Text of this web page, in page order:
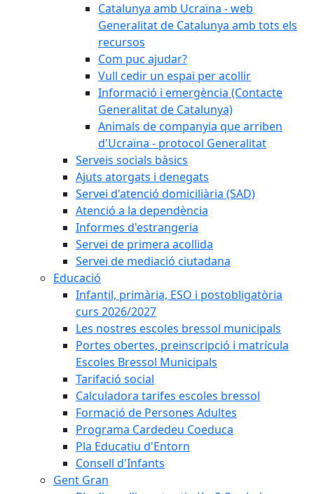
Catalunya amb Ucraïna - web
Generalitat de Catalunya amb tots els
recursos
Com puc ajudar?
Vull cedir un espai per acollir
Informació i emergència (Contacte
Generalitat de Catalunya)
Animals de companyia que arriben
d'Ucraïna - protocol Generalitat
Serveis socials bàsics
Ajuts atorgats i denegats
Servei d'atenció domiciliària (SAD)
Atenció a la dependència
Informes d'estrangeria
Servei de primera acollida
Servei de mediació ciutadana
Educació
Infantil, primària, ESO i postobligatòria
curs 2026/2027
Les nostres escoles bressol municipals
Portes obertes, preinscripció i matrícula
Escoles Bressol Municipals
Tarifació social
Calculadora tarifes escoles bressol
Formació de Persones Adultes
Programa Cardedeu Coeduca
Pla Educatiu d'Entorn
Consell d'Infants
Gent Gran